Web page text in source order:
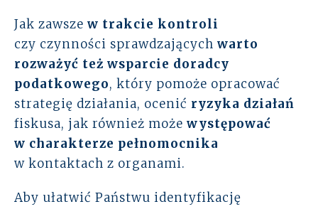
Jak zawsze w trakcie kontroli
czy czynności sprawdzających warto
rozważyć też wsparcie doradcy
podatkowego, który pomoże opracować
strategię działania, ocenić ryzyka działań
fiskusa, jak również może występować
w charakterze pełnomocnika
w kontaktach z organami.
Aby ułatwić Państwu identyfikację